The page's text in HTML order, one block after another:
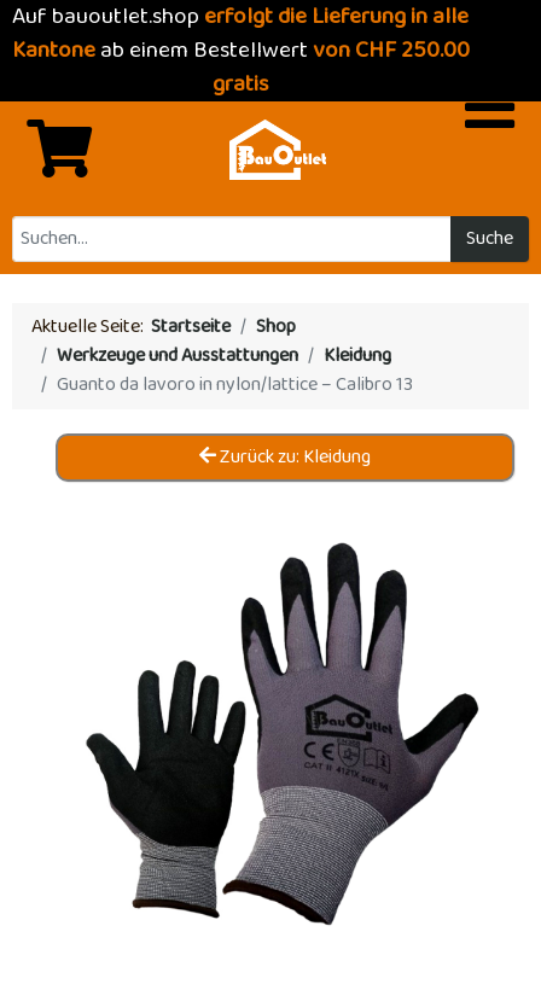
Auf bauoutlet.shoperfolgt die Lieferung in alle
Kantoneab einem Bestellwertvon CHF 250.00
gratis
Suche
Aktuelle Seite: Startseite
Shop
Werkzeuge und Ausstattungen
Kleidung
Guanto da lavoro in nylon/lattice – Calibro 13
Zurück zu: Kleidung